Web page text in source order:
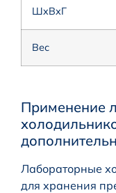
ШxВxГ
Вес
Применение
Лабораторные
для хранения